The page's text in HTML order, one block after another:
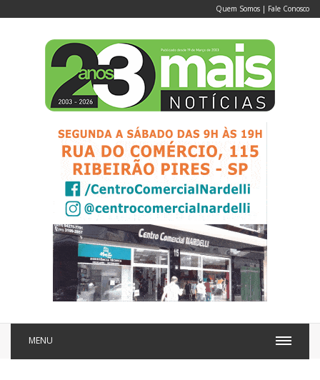
Quem Somos | Fale Conosco
MENU